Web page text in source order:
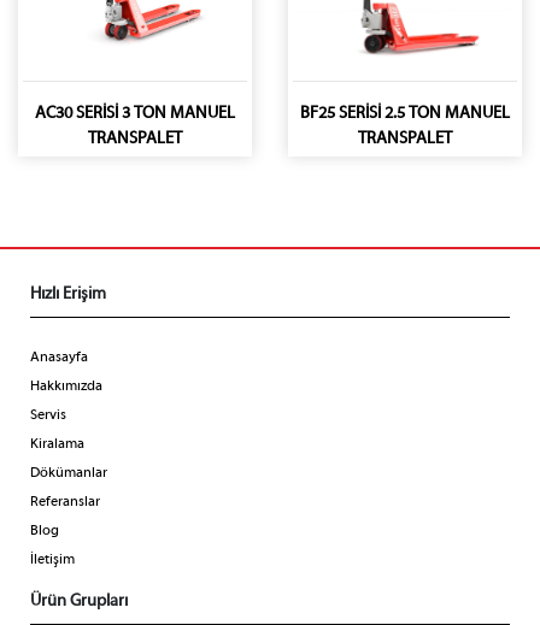
AC30 SERİSİ 3 TON MANUEL
TRANSPALET
BF25 SERİSİ 2.5 TON MANUEL
TRANSPALET
Hızlı Erişim
Anasayfa
Hakkımızda
Servis
Kiralama
Dökümanlar
Referanslar
Blog
İletişim
Ürün Grupları